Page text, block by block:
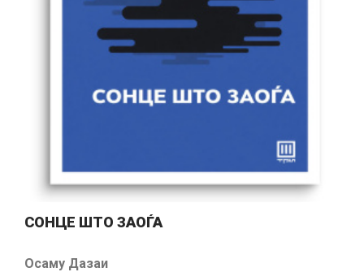
СОНЦЕ ШТО ЗАОЃА
Осаму Дазаи